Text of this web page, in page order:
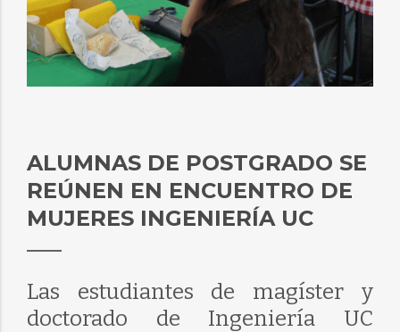
ALUMNAS DE POSTGRADO SE
REÚNEN EN ENCUENTRO DE
MUJERES INGENIERÍA UC
Las estudiantes de magíster y
doctorado de Ingeniería UC